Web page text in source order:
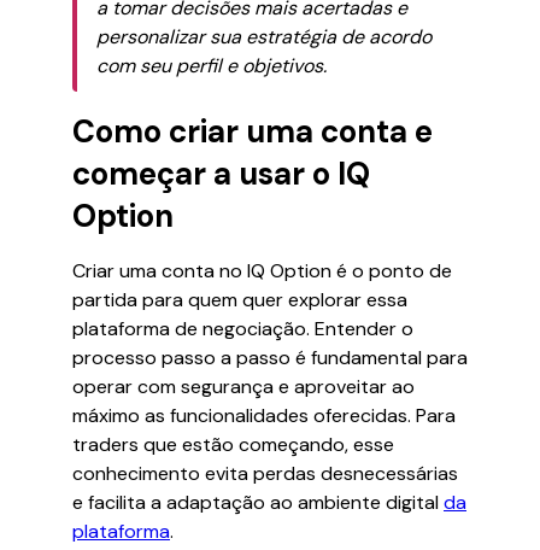
a tomar decisões mais acertadas e
personalizar sua estratégia de acordo
com seu perfil e objetivos.
Como criar uma conta e
começar a usar o IQ
Option
Criar uma conta no IQ Option é o ponto de
partida para quem quer explorar essa
plataforma de negociação. Entender o
processo passo a passo é fundamental para
operar com segurança e aproveitar ao
máximo as funcionalidades oferecidas. Para
traders que estão começando, esse
conhecimento evita perdas desnecessárias
e facilita a adaptação ao ambiente digitalda
plataforma.